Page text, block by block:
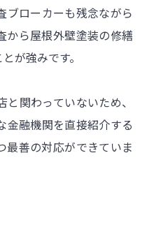
ブローカーも残念ながら
から屋根外壁塗装の修繕
が強みです。
関わっていないため、
金融機関を直接紹介する
最善の対応ができていま